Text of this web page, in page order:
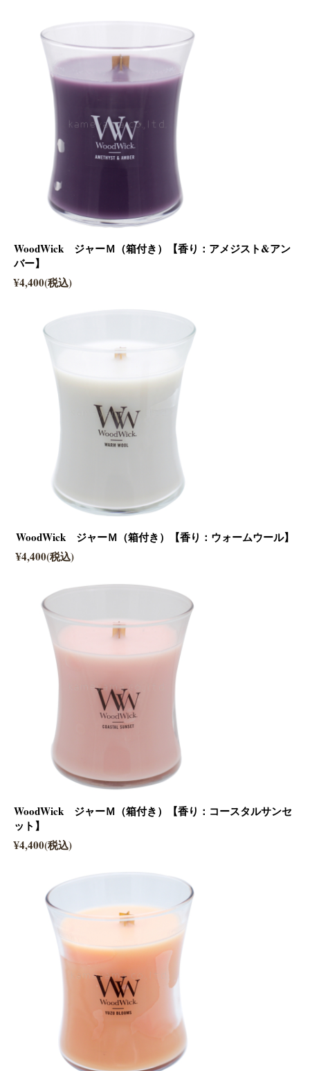
WoodWick ジャーＭ（箱付き）【香り：アメジスト&アン
バー】
¥4,400(税込)
WoodWick ジャーＭ（箱付き）【香り：ウォームウール】
¥4,400(税込)
WoodWick ジャーＭ（箱付き）【香り：コースタルサンセ
ット】
¥4,400(税込)